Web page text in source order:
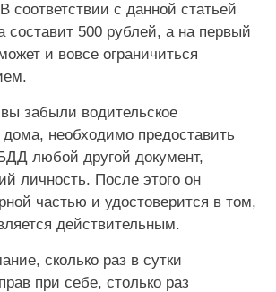
с данной статьей
500 рублей, а на первый
и вовсе ограничиться
забыли водительское
дома, необходимо предоставить
любой другой документ,
личность. После этого он
частью и удостоверится в том,
действительным.
сколько раз в сутки
при себе, столько раз